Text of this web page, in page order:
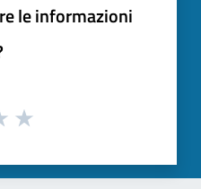
le informazioni